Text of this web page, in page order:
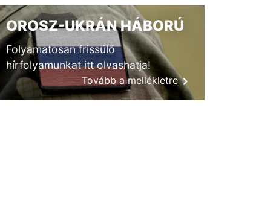
OROSZ-UKRÁN HÁBORÚ
Folyamatosan frissülő
hírfolyamunkat itt olvashatja!
Tovább a mellékletre